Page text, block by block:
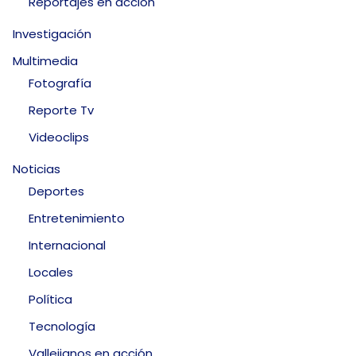
Investigación
Multimedia
Fotografía
Reporte Tv
Videoclips
Noticias
Deportes
Entretenimiento
Internacional
Locales
Política
Tecnología